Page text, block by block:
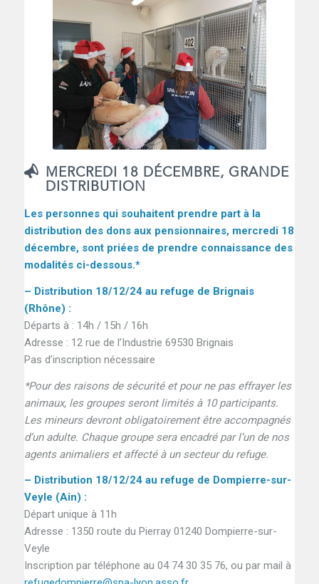
MERCREDI 18 DÉCEMBRE, GRANDE
DISTRIBUTION
Les personnes qui souhaitent prendre part à la
distribution des dons aux pensionnaires, mercredi 18
décembre, sont priées de prendre connaissance des
modalités ci-dessous.*
– Distribution 18/12/24 au refuge de Brignais
(Rhône) :
Départs à : 14h / 15h / 16h
Adresse : 12 rue de l’Industrie 69530 Brignais
Pas d’inscription nécessaire
*Pour des raisons de sécurité et pour ne pas effrayer les
animaux, les groupes seront limités à 10 participants.
Les mineurs devront obligatoirement être accompagnés
d’un adulte. Chaque groupe sera encadré par l’un de nos
agents animaliers et affecté à un secteur du refuge.
– Distribution 18/12/24 au refuge de Dompierre-sur-
Veyle (Ain) :
Départ unique à 11h
Adresse : 1350 route du Pierray 01240 Dompierre-sur-
Veyle
Inscription par téléphone au 04 74 30 35 76, ou par mail à